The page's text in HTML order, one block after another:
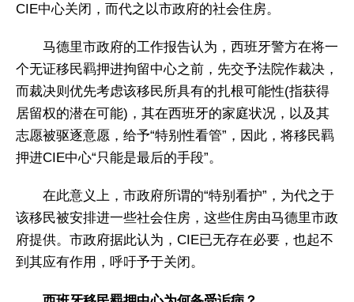
CIE中心关闭，而代之以市政府的社会住房。
马德里市政府的工作报告认为，西班牙警方在将一
个无证移民羁押进拘留中心之前，先交予法院作裁决，
而裁决则优先考虑该移民所具有的扎根可能性(指获得
居留权的潜在可能)，其在西班牙的家庭状况，以及其
志愿被驱逐意愿，给予“特别性看管”，因此，将移民羁
押进CIE中心“只能是最后的手段”。
在此意义上，市政府所谓的“特别看护”，为代之于
该移民被安排进一些社会住房，这些住房由马德里市政
府提供。市政府据此认为，CIE已无存在必要，也起不
到其应有作用，呼吁予于关闭。